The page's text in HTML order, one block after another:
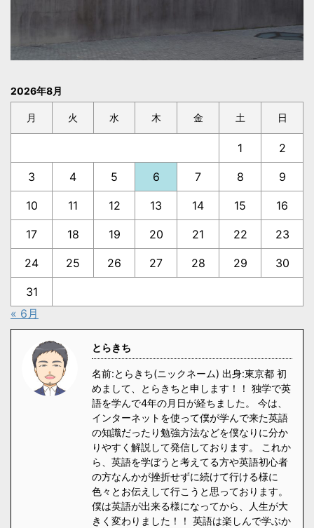
2026年8月
月 火 水 木 金 土 日
1 2
3 4 5 6 7 8 9
10 11 12 13 14 15 16
17 18 19 20 21 22 23
24 25 26 27 28 29 30
31
« 6月
とらきち
名前:とらきち(ニックネーム) 出身:東京都 初
めまして、とらきちと申します！！ 独学で英
語を学んで4年の月日が経ちました。 今は、
インターネットを使って僕が学んで来た英語
の知識だったり勉強方法などを僕なりに分か
りやすく解説して発信しております。 これか
ら、英語を学ぼうと考えてる方や英語初心者
の方なんかが挫折せずに続けて行ける様に
色々とお伝えして行こうと思っております。
僕は英語が出来る様になってから、人生が大
きく変わりました！！ 英語は楽しんで学ぶか